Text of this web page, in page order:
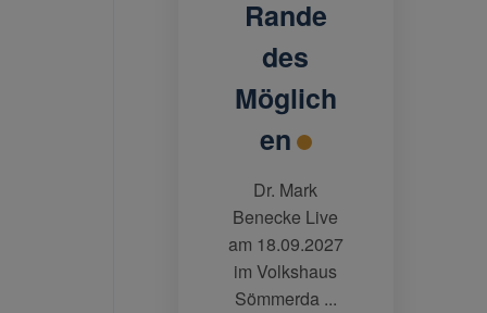
Rande
des
Möglich
en
Dr. Mark
Benecke Live
am 18.09.2027
im Volkshaus
Sömmerda ...